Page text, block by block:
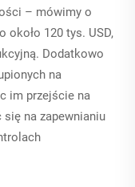
– mówimy o
około 120 tys. USD,
Dodatkowo
na
im przejście na
się na zapewnianiu